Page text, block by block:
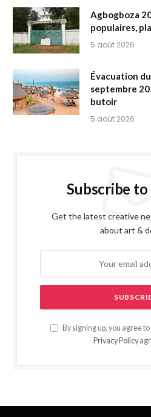
Agbogboza
populaires,
5 août 2026
Évacuation
septembre
butoir
5 août 2026
Subscribe
Get the latest creative
about art &
By signing up, you agree
Privacy Policy